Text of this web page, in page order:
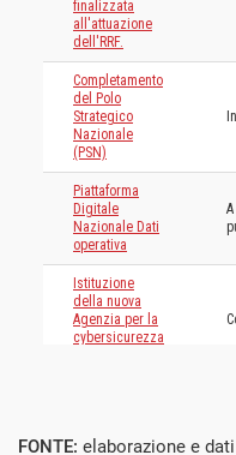
FONTE: elaborazione e dati